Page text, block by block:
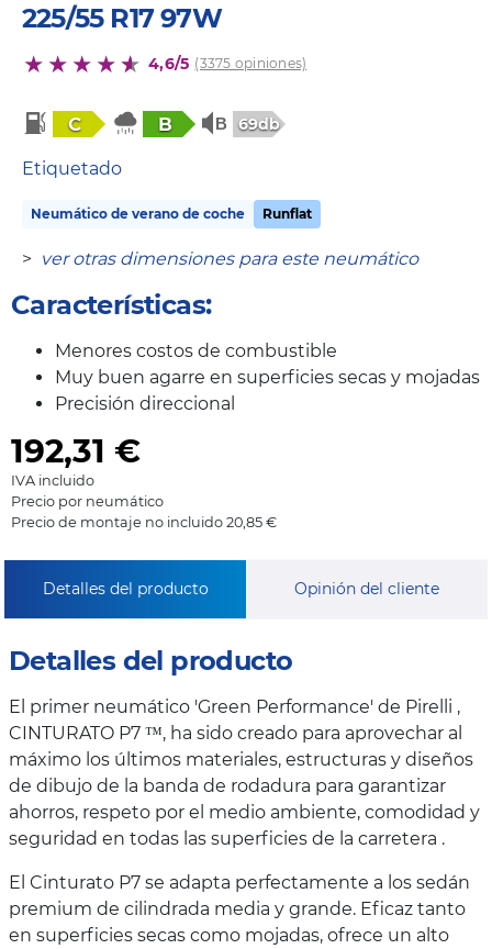
225/55 R17 97W
4,6/5 (3375 opiniones)
C B 69db
Etiquetado
Neumático de verano de coche Runflat
> ver otras dimensiones para este neumático
Características:
Menores costos de combustible
Muy buen agarre en superficies secas y mojadas
Precisión direccional
192,31 €
IVA incluido
Precio por neumático
Precio de montaje no incluido 20,85 €
Detalles del producto Opinión del cliente
Detalles del producto
El primer neumático 'Green Performance' de Pirelli ,
CINTURATO P7 ™, ha sido creado para aprovechar al
máximo los últimos materiales, estructuras y diseños
de dibujo de la banda de rodadura para garantizar
ahorros, respeto por el medio ambiente, comodidad y
seguridad en todas las superficies de la carretera .
El Cinturato P7 se adapta perfectamente a los sedán
premium de cilindrada media y grande. Eficaz tanto
en superficies secas como mojadas, ofrece un alto